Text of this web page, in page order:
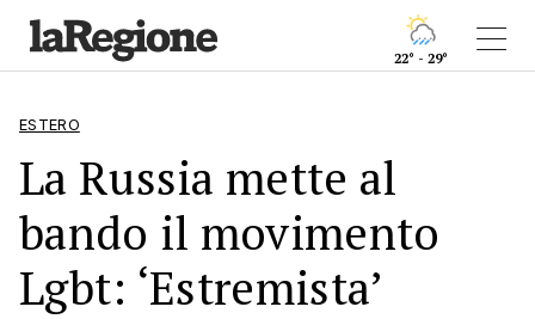
22° - 29°
ESTERO
La Russia mette al
bando il movimento
Lgbt: ‘Estremista’